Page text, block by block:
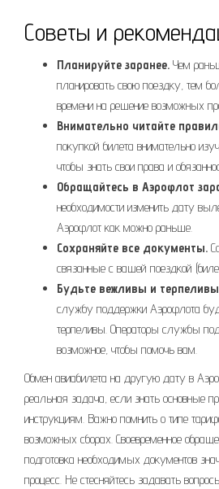
Советы и
Планируйте заранее. Чем
планировать свою поездку, тем
времени на решение возможных
Внимательно читайте
покупкой билета внимательно
чтобы знать свои права и
Обращайтесь в Аэрофлот
необходимости изменить дату
Аэрофлот как можно раньше.
Сохраняйте все документы.
связанные с вашей поездкой
Будьте вежливы и
службу поддержки Аэрофлота
терпеливы. Операторы службы
возможное, чтобы помочь вам.
Обмен авиабилета на другую дату в
реальная задача, если знать основные
инструкциям. Важно помнить о типе
возможных сборах. Своевременное
подготовка необходимых документов
процесс. Не стесняйтесь задавать